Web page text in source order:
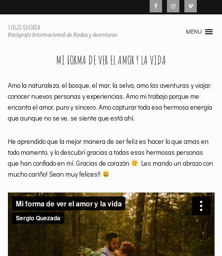
SERGIO QUEZADA
Fotógrafo Internacional de Bodas y Aventuras
Skip
MENU
MI FORMA DE VER EL AMOR Y LA VIDA
Amo la naturaleza, el bosque, el mar, la selva, amo las aventuras y viajar,
conocer nuevas personas y experiencias. Amo mi trabajo porque me
encanta el amor, puro y sincero. Amo capturar toda esa hermosa energía
que aunque no se ve, se siente que está ahí.
He aprendido que la mejor manera de ser feliz es hacer lo que amas en
todo momento, y lo descubrí gracias a todas esas hermosas personas
que han confiado en mí. Gracias de corazón
Les mando un abrazo con
mucho cariño! Sean muy felices!!